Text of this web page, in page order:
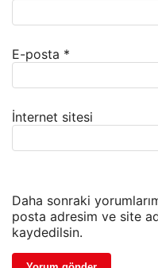
E-posta *
İnternet sitesi
Daha sonraki
posta adresim ve site
kaydedilsin.